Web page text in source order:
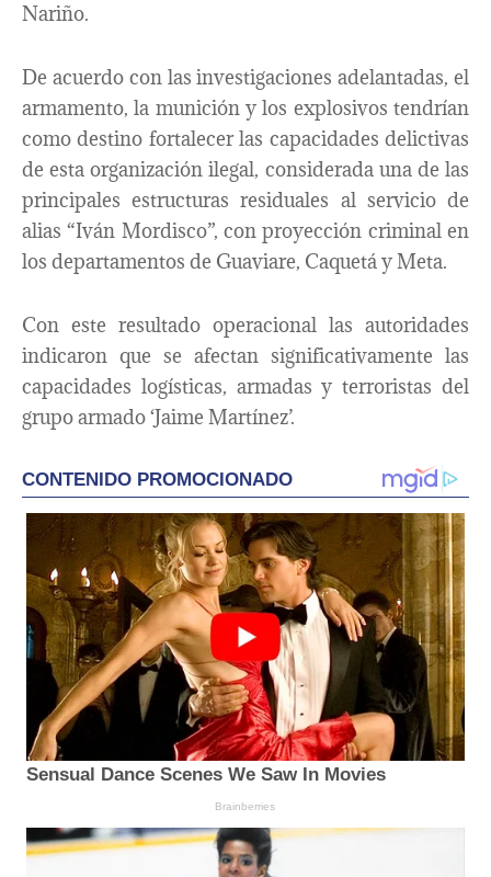
Nariño.
De acuerdo con las investigaciones adelantadas, el
armamento, la munición y los explosivos tendrían
como destino fortalecer las capacidades delictivas
de esta organización ilegal, considerada una de las
principales estructuras residuales al servicio de
alias “Iván Mordisco”, con proyección criminal en
los departamentos de Guaviare, Caquetá y Meta.
Con este resultado operacional las autoridades
indicaron que se afectan significativamente las
capacidades logísticas, armadas y terroristas del
grupo armado ‘Jaime Martínez’.